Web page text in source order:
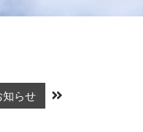
知らせ